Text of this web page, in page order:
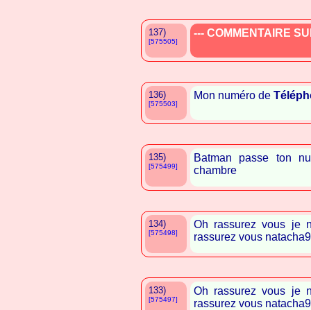
137)
[575505]
--- COMMENTAIRE
136)
[575503]
Mon numéro de
135)
[575499]
Batman passe ton
chambre
134)
[575498]
Oh rassurez vous je
rassurez vous natacha9
133)
[575497]
Oh rassurez vous je
rassurez vous